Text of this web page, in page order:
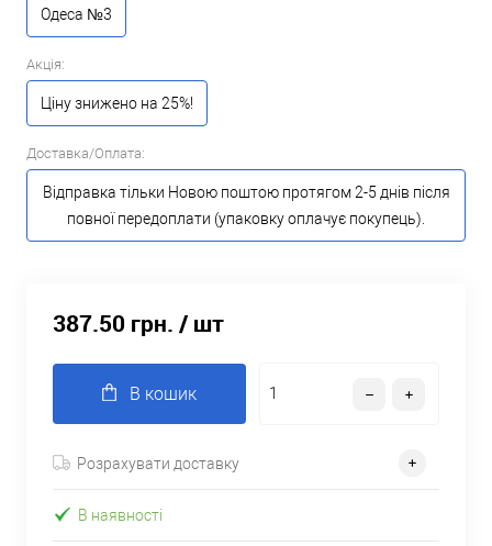
Одеса №3
Акція:
Ціну знижено на 25%!
Доставка/Оплата:
Відправка тільки Новою поштою протягом 2-5 днів після
повної передоплати (упаковку оплачує покупець).
387.50 грн. / шт
В кошик
Розрахувати доставку
В наявності